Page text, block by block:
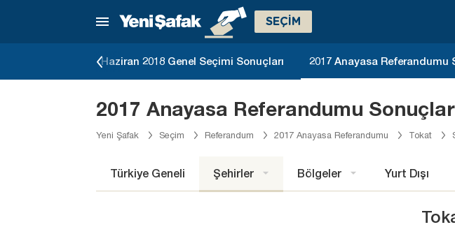
SEÇİM
Haziran 2018 Genel Seçimi Sonuçları 2017 Anayasa Referandumu
2017 Anayasa Referandumu
Yeni Şafak Seçim Referandum 2017 Anayasa Referandumu Tokat
Türkiye Geneli Şehirler Bölgeler Yurt Dışı